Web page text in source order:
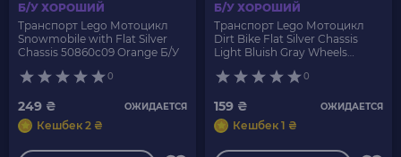
Б/У ХОРОШИЙ
Транспорт Lego Мотоцикл
Snowmobile with Flat Silver
Chassis 50860c09 Orange Б/У
0
249 ₴ ОЖИДАЕТСЯ
Кешбек 2 ₴
Б/У ХОРОШИЙ
Транспорт Lego Мотоцикл
Dirt Bike Flat Silver Chassis
Light Bluish Gray Wheels
Б/У
0
159 ₴ ОЖИДАЕТСЯ
Кешбек 1 ₴